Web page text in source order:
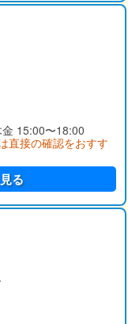
15:00〜18:00
直接の確認をおすす
る